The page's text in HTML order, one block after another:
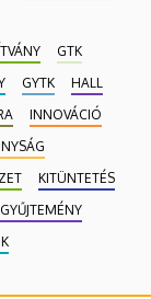
GTK
GYTK
HALL
INNOVÁCIÓ
KITÜNTETÉS